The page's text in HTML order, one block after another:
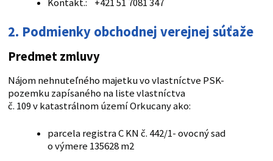
Kontakt.: +421 51 7081 347
2. Podmienky obchodnej verejnej súťaže
Predmet zmluvy
Nájom nehnuteľného majetku vo vlastníctve PSK-
pozemku zapísaného na liste vlastníctva
č. 109 v katastrálnom území Orkucany ako:
parcela registra C KN č. 442/1- ovocný sad
o výmere 135628 m2